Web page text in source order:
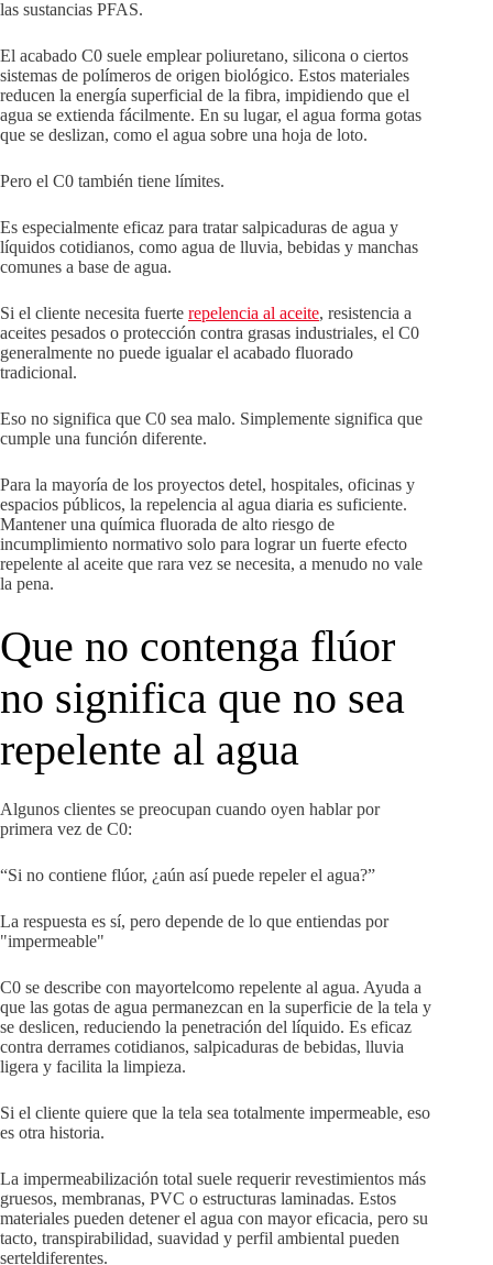
las sustancias PFAS.
El acabado C0 suele emplear poliuretano, silicona o ciertos
sistemas de polímeros de origen biológico. Estos materiales
reducen la energía superficial de la fibra, impidiendo que el
agua se extienda fácilmente. En su lugar, el agua forma gotas
que se deslizan, como el agua sobre una hoja de loto.
Pero el C0 también tiene límites.
Es especialmente eficaz para tratar salpicaduras de agua y
líquidos cotidianos, como agua de lluvia, bebidas y manchas
comunes a base de agua.
Si el cliente necesita fuerte repelencia al aceite, resistencia a
aceites pesados ​​o protección contra grasas industriales, el C0
generalmente no puede igualar el acabado fluorado
tradicional.
Eso no significa que C0 sea malo. Simplemente significa que
cumple una función diferente.
Para la mayoría de los proyectos detel, hospitales, oficinas y
espacios públicos, la repelencia al agua diaria es suficiente.
Mantener una química fluorada de alto riesgo de
incumplimiento normativo solo para lograr un fuerte efecto
repelente al aceite que rara vez se necesita, a menudo no vale
la pena.
Que no contenga flúor
no significa que no sea
repelente al agua
Algunos clientes se preocupan cuando oyen hablar por
primera vez de C0:
“Si no contiene flúor, ¿aún así puede repeler el agua?”
La respuesta es sí, pero depende de lo que entiendas por
"impermeable"
C0 se describe con mayortelcomo repelente al agua. Ayuda a
que las gotas de agua permanezcan en la superficie de la tela y
se deslicen, reduciendo la penetración del líquido. Es eficaz
contra derrames cotidianos, salpicaduras de bebidas, lluvia
ligera y facilita la limpieza.
Si el cliente quiere que la tela sea totalmente impermeable, eso
es otra historia.
La impermeabilización total suele requerir revestimientos más
gruesos, membranas, PVC o estructuras laminadas. Estos
materiales pueden detener el agua con mayor eficacia, pero su
tacto, transpirabilidad, suavidad y perfil ambiental pueden
serteldiferentes.